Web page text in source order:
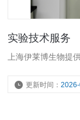
实验技术服务
上海伊莱博生物提
更新时间：